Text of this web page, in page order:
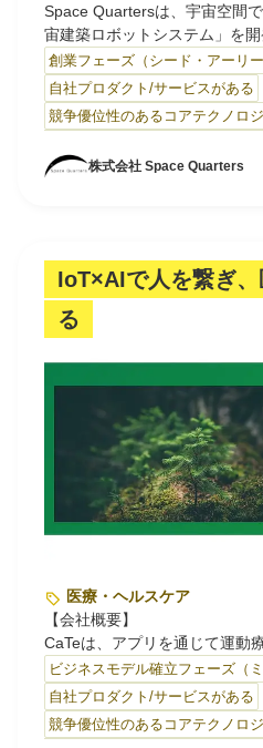
Space Quartersは、宇宙空間
宙建築ロボットシステム」を
す。 従来の宇宙構造物は、地
送するため、サイズや形状がロ
う課題がありました。同社はこ
み立てを行うロボット技術に
トで大型拠点や宇宙インフラ
創業フェーズ（シード・アーリー
自社プロダクト/サービスがある
競争優位性のあるコアテクノロ
株式会社 Space Quarters
IoT×AIで人を繋ぎ
る
医療・ヘルスケア
【会社概要】
CaTeは、アプリを通じて運動
疾患の患者様などの治療を行
Therapeutics）を研究開発して
現役の循環器内科医である代
ビジネスモデル確立フェーズ（
自社プロダクト/サービスがある
競争優位性のあるコアテクノロ